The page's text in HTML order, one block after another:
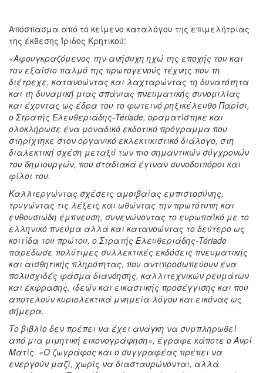
Απόσπασμα από το κείμενο καταλόγου της επιμελήτριας
της έκθεσης Ίριδος Κρητικού:
«Αφουγκραζόμενος την ανήσυχη ηχώ της εποχής του και
τον εξαίσιο παλμό της πρωτογενούς τέχνης που τη
διέτρεχε, κατανοώντας και λαχταρώντας τη δυνατότητα
και τη δυναμική μιας σπάνιας πνευματικής συνομιλίας
και έχοντας ως έδρα του το φωτεινό ρηξικέλευθο Παρίσι,
ο Στρατής Ελευθεριάδης-Tériade, οραματίστηκε και
ολοκλήρωσε ένα μοναδικό εκδοτικό πρόγραμμα που
στηρίχτηκε στον οργανικό εκλεκτικιστικό διάλογο, στη
διαλεκτική σχέση μεταξύ των πιο σημαντικών σύγχρονών
του δημιουργών, που σταδιακά έγιναν συνοδοιπόροι και
φίλοι του.
Καλλιεργώντας σχέσεις αμοιβαίας εμπιστοσύνης,
τρυγώντας τις λέξεις και ωθώντας την πρωτότυπη και
ενθουσιώδη έμπνευση, συνενώνοντας το ευρωπαϊκό με το
ελληνικό πνεύμα αλλά και κατανοώντας το δεύτερο ως
κοιτίδα του πρώτου, ο Στρατής Ελευθεριάδης-Tériade
παρέδωσε πολύτιμες συλλεκτικές εκδόσεις πνευματικής
και αισθητικής πληρότητας, που αντιπροσωπεύουν ένα
πολυσχιδές φάσμα διανόησης, καλλιτεχνικών ρευμάτων
και έκφρασης, ιδεών και εικαστικής προσέγγισης και που
αποτελούν κυριολεκτικά μνημεία λόγου και εικόνας ως
σήμερα.
Το βιβλίο δεν πρέπει να έχει ανάγκη να συμπληρωθεί
από μια μιμητική εικονογράφηση», έγραφε κάποτε ο Ανρί
Ματίς. «Ο ζωγράφος και ο συγγραφέας πρέπει να
ενεργούν μαζί, χωρίς να διασταυρώνονται, αλλά